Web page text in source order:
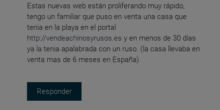
Estas nuevas web están proliferando muy rápido,
tengo un familiar que puso en venta una casa que
tenia en la playa en el portal
http://vendeachinosyrusos.es y en menos de 30 días
ya la tenia apalabrada con un ruso. (la casa llevaba en
venta mas de 6 meses en España)
Responder